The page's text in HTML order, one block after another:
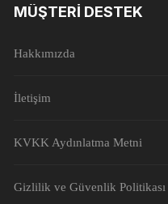
MÜŞTERI DESTEK
Hakkımızda
İletişim
KVKK Aydınlatma Metni
Gizlilik ve Güvenlik Politikası